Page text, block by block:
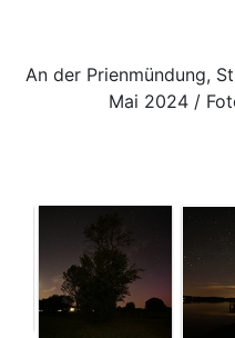
An der Prienmündung,
Mai 2024 /